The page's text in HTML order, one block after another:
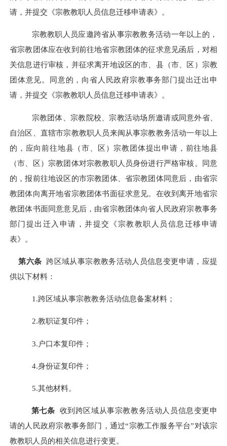
请，并提交《宗教教职人员信息迁移申请表》。
宗教教职人员应邀跨省从事宗教教务活动一年以上的，
省宗教团体应在收到前往地省宗教团体的征求意见函后，对相
关信息进行审核，并征求离开地设区的市、县（市、区）宗教
团体意见。同意的，向省人民政府宗教事务部门提出迁出申
请，并提交《宗教教职人员信息迁移申请表》。
宗教团体、宗教院校、宗教活动场所邀请或同意外省、
自治区、直辖市宗教教职人员来闽从事宗教教务活动一年以上
的，应向前往地县（市、区）宗教团体提出申请，前往地县
（市、区）宗教团体对宗教教职人员身份进行严格审核。同意
的，报前往地设区的市宗教团体、省宗教团体同意后，由省宗
教团体向离开地省宗教团体书面征求意见。在收到离开地省宗
教团体书面同意意见后，由省宗教团体向省人民政府宗教事务
部门提出迁入申请，并提交《宗教教职人员信息迁移申请
表》。
第六条 跨区域从事宗教教务活动人员信息变更申请，应提
供以下材料：
1.跨区域从事宗教教务活动信息备案材料；
2.教职证复印件；
3.户口本复印件；
4.身份证复印件；
5.其他材料。
第七条 收到跨区域从事宗教教务活动人员信息变更申
请的人民政府宗教事务部门，通过“宗教工作服务平台”对该宗
教教职人员的相关信息进行变更。